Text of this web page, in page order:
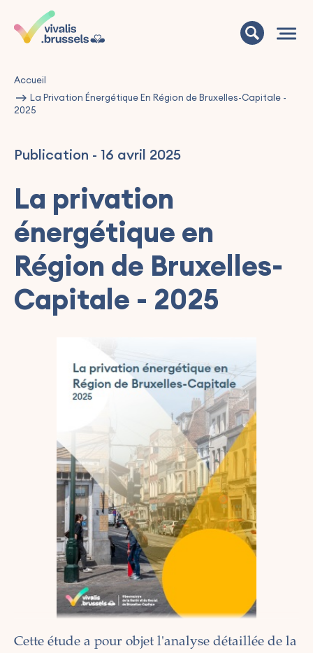
Accueil
La Privation Énergétique En Région de Bruxelles-Capitale -
2025
Publication - 16 avril 2025
La privation
énergétique en
Région de Bruxelles-
Capitale - 2025
Cette étude a pour objet l'analyse détaillée de la